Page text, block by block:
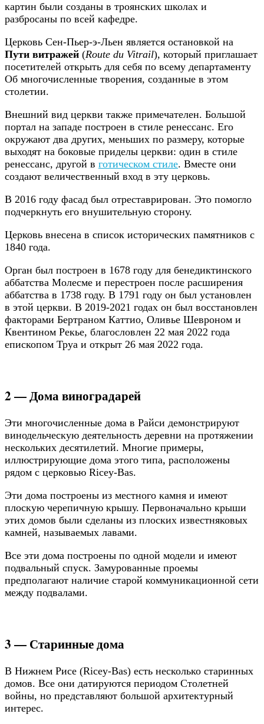
картин были созданы в троянских школах и
разбросаны по всей кафедре.
Церковь Сен-Пьер-э-Льен является остановкой на
Пути витражей (Route du Vitrail), который приглашает
посетителей открыть для себя по всему департаменту
Об многочисленные творения, созданные в этом
столетии.
Внешний вид церкви также примечателен. Большой
портал на западе построен в стиле ренессанс. Его
окружают два других, меньших по размеру, которые
выходят на боковые приделы церкви: один в стиле
ренессанс, другой в готическом стиле. Вместе они
создают величественный вход в эту церковь.
В 2016 году фасад был отреставрирован. Это помогло
подчеркнуть его внушительную сторону.
Церковь внесена в список исторических памятников с
1840 года.
Орган был построен в 1678 году для бенедиктинского
аббатства Молесме и перестроен после расширения
аббатства в 1738 году. В 1791 году он был установлен
в этой церкви. В 2019-2021 годах он был восстановлен
факторами Бертраном Каттио, Оливье Шевроном и
Квентином Рекье, благословлен 22 мая 2022 года
епископом Труа и открыт 26 мая 2022 года.
2 — Дома виноградарей
Эти многочисленные дома в Райси демонстрируют
винодельческую деятельность деревни на протяжении
нескольких десятилетий. Многие примеры,
иллюстрирующие дома этого типа, расположены
рядом с церковью Ricey-Bas.
Эти дома построены из местного камня и имеют
плоскую черепичную крышу. Первоначально крыши
этих домов были сделаны из плоских известняковых
камней, называемых лавами.
Все эти дома построены по одной модели и имеют
подвальный спуск. Замурованные проемы
предполагают наличие старой коммуникационной сети
между подвалами.
3 — Старинные дома
В Нижнем Рисе (Ricey-Bas) есть несколько старинных
домов. Все они датируются периодом Столетней
войны, но представляют большой архитектурный
интерес.